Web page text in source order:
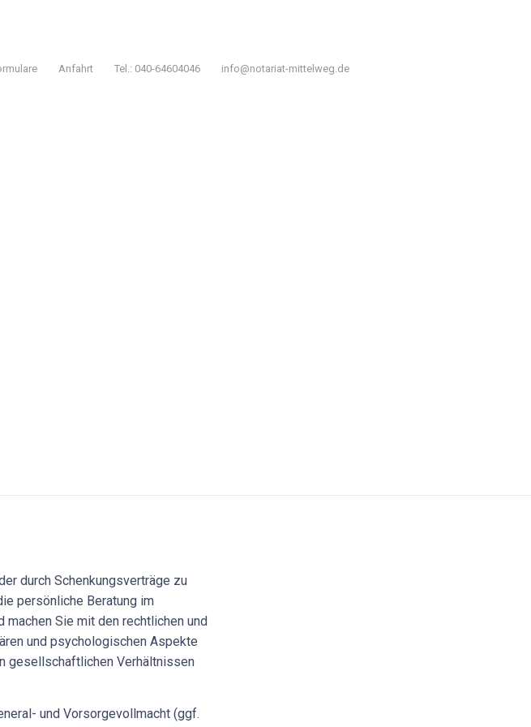
Anfahrt Tel.: 040-64604046 info@notariat-mittelweg.de
durch Schenkungsverträge zu
persönliche Beratung im
machen Sie mit den rechtlichen und
und psychologischen Aspekte
gesellschaftlichen Verhältnissen
und Vorsorgevollmacht (ggf.